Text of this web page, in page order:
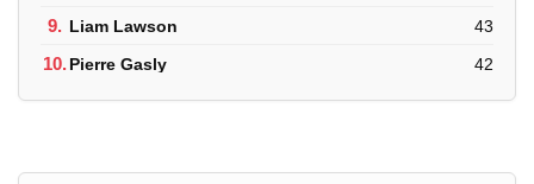
9. Liam Lawson 43
10.Pierre Gasly 42